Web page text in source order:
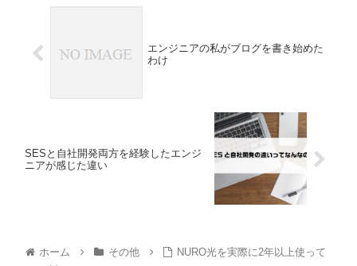
エンジニアの私がブログを書き始めた
わけ
SESと自社開発両方を経験したエンジ
ニアが感じた違い
ホーム その他
NURO光を実際に2年以上使って